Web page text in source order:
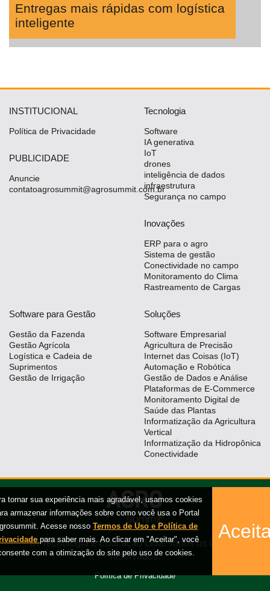
Entregas mais rápidas com logística
inteligente
tornar sua experiência mais agradável, usamos cookies
armazenar informações sobre como você usa o Portal
Acesse nossoTermos de Uso e Política de
para saber mais. Ao clicar em "Aceitar", você
com a otimização do site pelo uso de cookies.
INSTITUCIONAL
Política de Privacidade
PUBLICIDADE
Anuncie
contatoagrosummit@agrosummit.com.br
Tecnologia
Software
IA generativa
IoT
drones
inteligência de dados
infraestrutura
Segurança no campo
Inovações
ERP para o agro
Sistema de gestão
Conectividade no campo
Monitoramento do Clima
Rastreamento de Cargas
Software para Gestão
Gestão da Fazenda
Gestão Agrícola
Logística e Cadeia de
Suprimentos
Gestão de Irrigação
Soluções
Software Empresarial
Agricultura de Precisão
Internet das Coisas (IoT)
Automação e Robótica
Gestão de Dados e Análise
Plataformas de E-Commerce
Monitoramento Digital de
Saúde das Plantas
Informatização da Agricultura
Vertical
Informatização da Hidropônica
Conectividade
iX Tecnologia e Educação Ltda. Todos os direitos
reservados.
Política de Privacidade